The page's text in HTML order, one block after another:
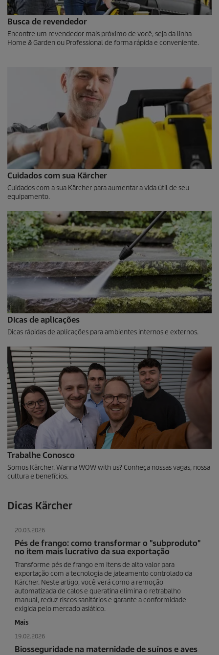
Busca de revendedor
Encontre um revendedor mais próximo de você, seja da linha
Home & Garden ou Professional de forma rápida e conveniente.
Cuidados com sua Kärcher
Cuidados com a sua Kärcher para aumentar a vida útil de seu
equipamento.
Dicas de aplicações
Dicas rápidas de aplicações para ambientes internos e externos.
Trabalhe Conosco
Somos Kärcher. Wanna WOW with us? Conheça nossas vagas, nossa
cultura e benefícios.
Dicas Kärcher
20.03.2026
Pés de frango: como transformar o "subproduto"
no item mais lucrativo da sua exportação
Transforme pés de frango em itens de alto valor para
exportação com a tecnologia de jateamento controlado da
Kärcher. Neste artigo, você verá como a remoção
automatizada de calos e queratina elimina o retrabalho
manual, reduz riscos sanitários e garante a conformidade
exigida pelo mercado asiático.
Mais
19.02.2026
Biosseguridade na maternidade de suínos e aves